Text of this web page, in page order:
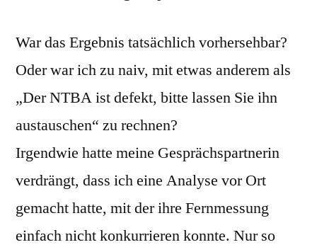
War das Ergebnis tatsächlich vorhersehbar?
Oder war ich zu naiv, mit etwas anderem als
„Der NTBA ist defekt, bitte lassen Sie ihn
austauschen“ zu rechnen?
Irgendwie hatte meine Gesprächspartnerin
verdrängt, dass ich eine Analyse vor Ort
gemacht hatte, mit der ihre Fernmessung
einfach nicht konkurrieren konnte. Nur so